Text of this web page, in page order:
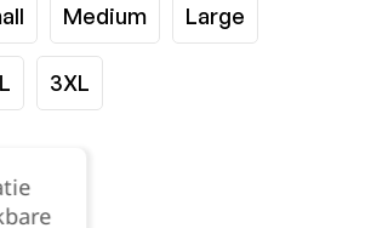
Medium Large
3XL